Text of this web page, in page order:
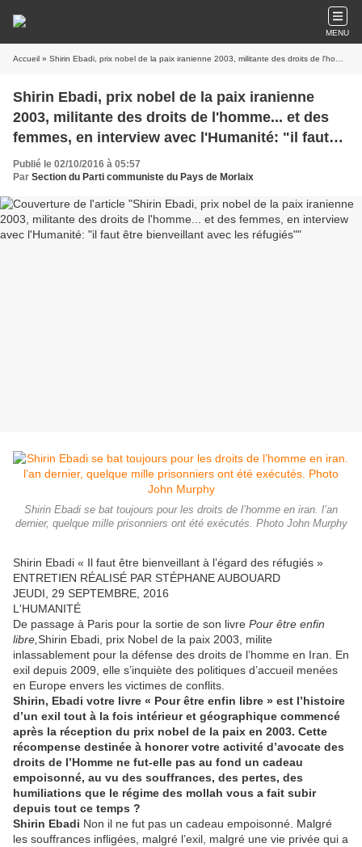
MENU
Accueil » Shirin Ebadi, prix nobel de la paix iranienne 2003, militante des droits de l'homme... et des femmes, en interview avec l'Humanité: "il faut être bienveillant avec les réfugiés"
Shirin Ebadi, prix nobel de la paix iranienne
2003, militante des droits de l'homme... et des
femmes, en interview avec l'Humanité: "il faut
être bienveillant avec les réfugiés"
Publié le 02/10/2016 à 05:57
Par Section du Parti communiste du Pays de Morlaix
Shirin Ebadi se bat toujours pour les droits de l’homme en iran. l’an
dernier, quelque mille prisonniers ont été exécutés. Photo John Murphy
Shirin Ebadi « Il faut être bienveillant à l’égard des réfugiés »
ENTRETIEN RÉALISÉ PAR STÉPHANE AUBOUARD
JEUDI, 29 SEPTEMBRE, 2016
L'HUMANITÉ
De passage à Paris pour la sortie de son livre Pour être enfin
libre, Shirin Ebadi, prix Nobel de la paix 2003, milite
inlassablement pour la défense des droits de l’homme en Iran. En
exil depuis 2009, elle s’inquiète des politiques d’accueil menées
en Europe envers les victimes de conflits.
Shirin, Ebadi votre livre « Pour être enfin libre » est l’histoire
d’un exil tout à la fois intérieur et géographique commencé
après la réception du prix nobel de la paix en 2003. Cette
récompense destinée à honorer votre activité d’avocate des
droits de l’Homme ne fut-elle pas au fond un cadeau
empoisonné, au vu des souffrances, des pertes, des
humiliations que le régime des mollah vous a fait subir
depuis tout ce temps ?
Shirin Ebadi Non il ne fut pas un cadeau empoisonné. Malgré
les souffrances infligées, malgré l’exil, malgré une vie privée qui a